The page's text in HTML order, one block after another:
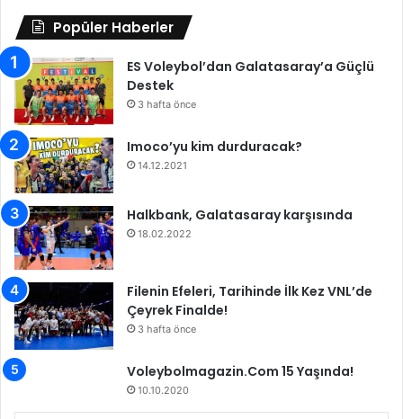
a
n
i
n
i
l
e
o
y
n
a
d
ı
ğ
ı
m
a
ç
ı
b
i
y
e
t
i
n
i
D
e
ğ
e
r
l
e
n
d
i
r
Popüler Haberler
ES Voleybol’dan Galatasaray’a Güçlü
Destek
3 hafta önce
Imoco’yu kim durduracak?
14.12.2021
Halkbank, Galatasaray karşısında
18.02.2022
Filenin Efeleri, Tarihinde İlk Kez VNL’de
Çeyrek Finalde!
3 hafta önce
Voleybolmagazin.Com 15 Yaşında!
10.10.2020